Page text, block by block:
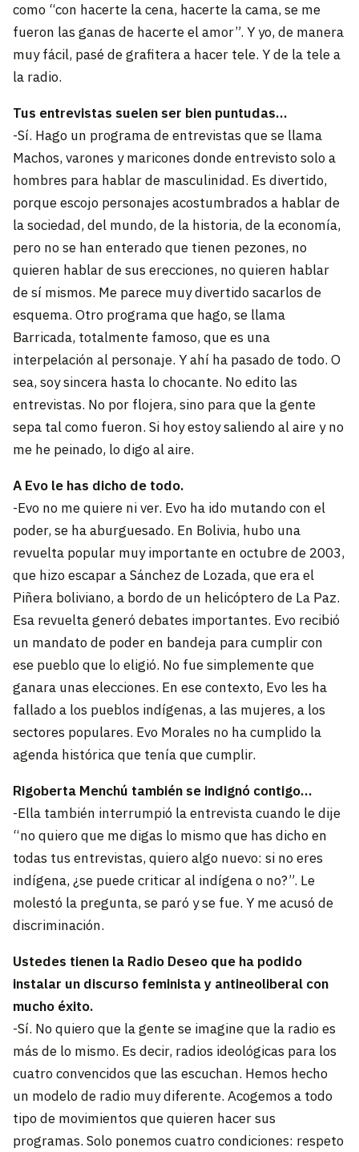
como “con hacerte la cena, hacerte la cama, se me
fueron las ganas de hacerte el amor”. Y yo, de manera
muy fácil, pasé de grafitera a hacer tele. Y de la tele a
la radio.
Tus entrevistas suelen ser bien puntudas…
-Sí. Hago un programa de entrevistas que se llama
Machos, varones y maricones donde entrevisto solo a
hombres para hablar de masculinidad. Es divertido,
porque escojo personajes acostumbrados a hablar de
la sociedad, del mundo, de la historia, de la economía,
pero no se han enterado que tienen pezones, no
quieren hablar de sus erecciones, no quieren hablar
de sí mismos. Me parece muy divertido sacarlos de
esquema. Otro programa que hago, se llama
Barricada, totalmente famoso, que es una
interpelación al personaje. Y ahí ha pasado de todo. O
sea, soy sincera hasta lo chocante. No edito las
entrevistas. No por flojera, sino para que la gente
sepa tal como fueron. Si hoy estoy saliendo al aire y no
me he peinado, lo digo al aire.
A Evo le has dicho de todo.
-Evo no me quiere ni ver. Evo ha ido mutando con el
poder, se ha aburguesado. En Bolivia, hubo una
revuelta popular muy importante en octubre de 2003,
que hizo escapar a Sánchez de Lozada, que era el
Piñera boliviano, a bordo de un helicóptero de La Paz.
Esa revuelta generó debates importantes. Evo recibió
un mandato de poder en bandeja para cumplir con
ese pueblo que lo eligió. No fue simplemente que
ganara unas elecciones. En ese contexto, Evo les ha
fallado a los pueblos indígenas, a las mujeres, a los
sectores populares. Evo Morales no ha cumplido la
agenda histórica que tenía que cumplir.
Rigoberta Menchú también se indignó contigo…
-Ella también interrumpió la entrevista cuando le dije
“no quiero que me digas lo mismo que has dicho en
todas tus entrevistas, quiero algo nuevo: si no eres
indígena, ¿se puede criticar al indígena o no?”. Le
molestó la pregunta, se paró y se fue. Y me acusó de
discriminación.
Ustedes tienen la Radio Deseo que ha podido
instalar un discurso feminista y antineoliberal con
mucho éxito.
-Sí. No quiero que la gente se imagine que la radio es
más de lo mismo. Es decir, radios ideológicas para los
cuatro convencidos que las escuchan. Hemos hecho
un modelo de radio muy diferente. Acogemos a todo
tipo de movimientos que quieren hacer sus
programas. Solo ponemos cuatro condiciones: respeto